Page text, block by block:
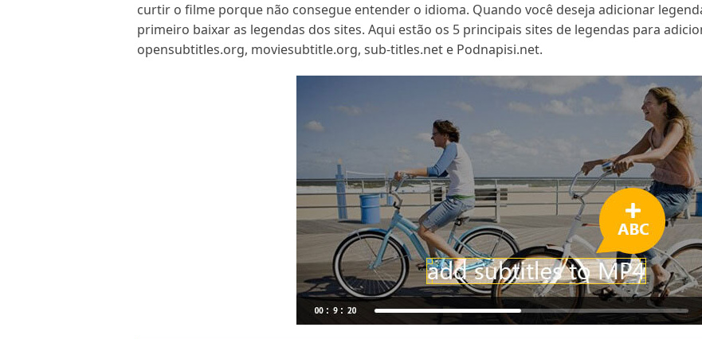
curtir o filme porque não consegue entender o idioma. Quando você deseja adicionar
primeiro baixar as legendas dos sites. Aqui estão os 5 principais sites de legendas para
opensubtitles.org, moviesubtitle.org, sub-titles.net e Podnapisi.net.